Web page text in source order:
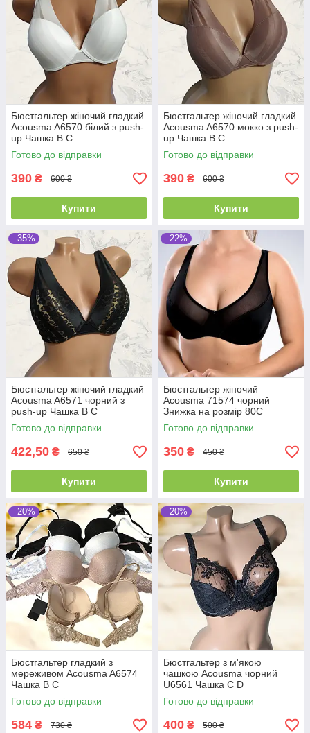
Бюстгальтер жіночий гладкий
Acousma A6570 білий з push-
up Чашка B C
Готово до відправки
390 ₴ 600 ₴
Купити
Бюстгальтер жіночий гладкий
Acousma A6570 мокко з push-
up Чашка B C
Готово до відправки
390 ₴ 600 ₴
Купити
–35%
Бюстгальтер жіночий гладкий
Acousma A6571 чорний з
push-up Чашка B C
Готово до відправки
422,50 ₴ 650 ₴
Купити
–22%
Бюстгальтер жіночий
Acousma 71574 чорний
Знижка на розмір 80С
Готово до відправки
350 ₴ 450 ₴
Купити
–20%
Бюстгальтер гладкий з
мереживом Acousma A6574
Чашка B C
Готово до відправки
584 ₴ 730 ₴
–20%
Бюстгальтер з м'якою
чашкою Acousma чорний
U6561 Чашка C D
Готово до відправки
400 ₴ 500 ₴